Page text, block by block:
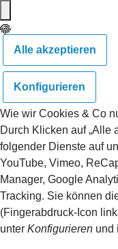
Alle akzeptieren
Konfigurieren
Wie wir Cookies & Co
Durch Klicken auf „Alle
folgender Dienste auf
YouTube, Vimeo,
Manager, Google
Tracking. Sie können
(Fingerabdruck-Icon
unter Konfigurieren und